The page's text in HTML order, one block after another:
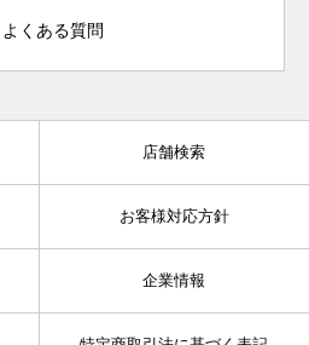
よくある質問
店舗検索
お客様対応方針
企業情報